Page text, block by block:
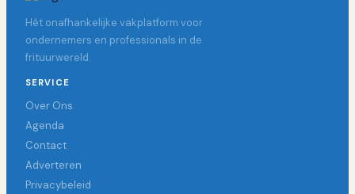
Hét onafhankelijke vakplatform voor
ondernemers en professionals in de
frituurwereld.
SERVICE
Over Ons
Agenda
Contact
Adverteren
Privacybeleid